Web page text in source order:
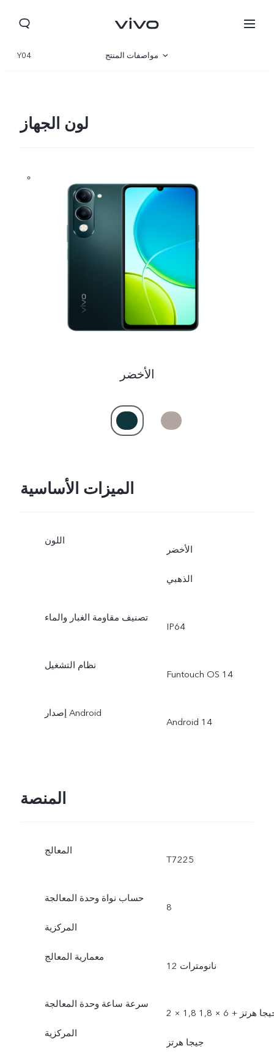
Y04 مواصفات المنتج
لون الجهاز
الأخضر
الميزات الأساسية
اللون
الأخضر
الذهبي
تصنيف مقاومة الغبار والماء
IP64
نظام التشغيل
Funtouch OS 14
إصدار Android
Android 14
المنصة
المعالج
T7225
حساب نواة وحدة المعالجة
المركزية
8
معمارية المعالج
12 نانومترات
سرعة ساعة وحدة المعالجة
المركزية
2 × 1,8 جيجا هرتز + 6 × 1,8
جيجا هرتز